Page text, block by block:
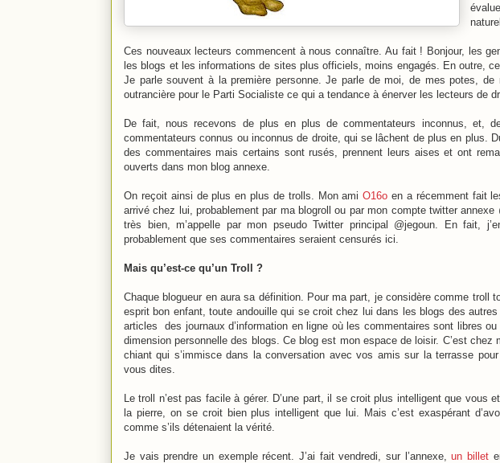
Ces nouveaux lecteurs commencent à nous connaître. Au fait ! Bonjour, les
les blogs et les informations de sites plus officiels, moins engagés. En outre,
Je parle souvent à la première personne. Je parle de moi, de mes potes,
outrancière pour le Parti Socialiste ce qui a tendance à énerver les lecteurs de
De fait, nous recevons de plus en plus de commentateurs inconnus, et,
commentateurs connus ou inconnus de droite, qui se lâchent de plus en plus.
des commentaires mais certains sont rusés, prennent leurs aises et ont
ouverts dans mon blog annexe.
On reçoit ainsi de plus en plus de trolls. Mon amiO16o en a récemment fait
arrivé chez lui, probablement par ma blogroll ou par mon compte twitter annexe
très bien, m’appelle par mon pseudo Twitter principal @jegoun. En fait,
probablement que ses commentaires seraient censurés ici.
Mais qu’est-ce qu’un Troll ?
Chaque blogueur en aura sa définition. Pour ma part, je considère comme troll
esprit bon enfant, toute andouille qui se croit chez lui dans les blogs des
articles des journaux d’information en ligne où les commentaires sont libres
dimension personnelle des blogs. Ce blog est mon espace de loisir. C’est
chiant qui s’immisce dans la conversation avec vos amis sur la terrasse
vous dites.
Le troll n’est pas facile à gérer. D’une part, il se croit plus intelligent que vous
la pierre, on se croit bien plus intelligent que lui. Mais c’est exaspérant
comme s’ils détenaient la vérité.
Je vais prendre un exemple récent. J’ai fait vendredi, sur l’annexe,un billet